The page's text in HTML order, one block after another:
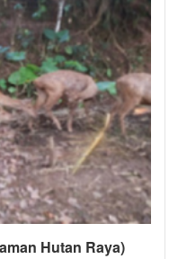
Hutan Raya)